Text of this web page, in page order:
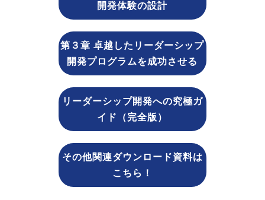
開発体験の設計
第３章 卓越したリーダーシップ
開発プログラムを成功させる
リーダーシップ開発への究極ガ
イド（完全版）
その他関連ダウンロード資料は
こちら！